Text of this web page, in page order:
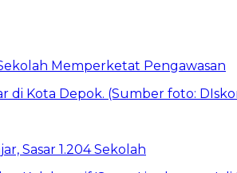
Memperketat Pengawasan
Sasar 1.204 Sekolah